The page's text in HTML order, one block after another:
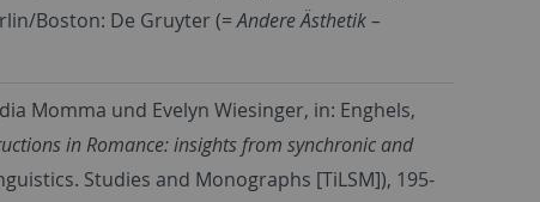
Boston: De Gruyter (=Andere Ästhetik –
Momma und Evelyn Wiesinger, in: Enghels,
in Romance: insights from synchronic and
Studies and Monographs [TiLSM]), 195-